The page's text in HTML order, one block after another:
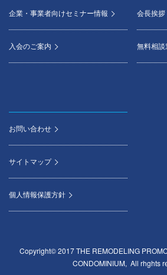
企業・事業者向けセミナー情報
入会のご案内
会長挨拶
無料相
お問い合わせ
サイトマップ
個人情報保護方針
Copyright© 2017 THE REMODELING
CONDOMINIUM, All rhghts